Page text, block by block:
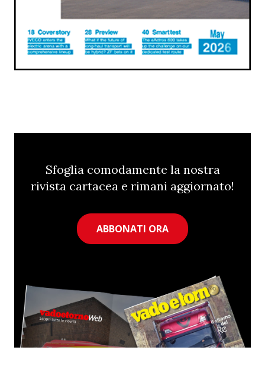
Sfoglia comodamente la nostra
rivista cartacea e rimani aggiornato!
ABBONATI ORA